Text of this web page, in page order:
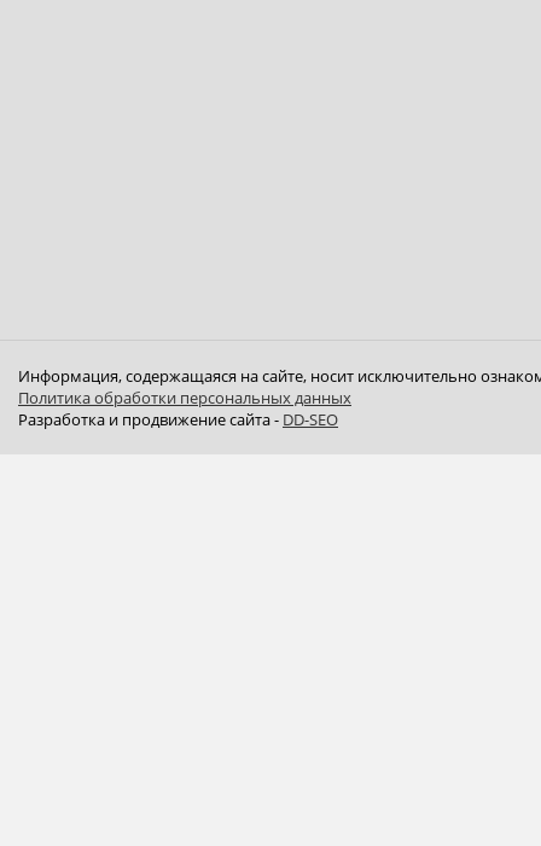
Информация, содержащаяся на сайте, носит исключительно
Политика обработки персональных данных
Разработка и продвижение сайта - DD-SEO